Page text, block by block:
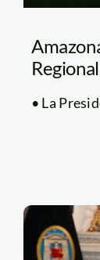
Regional
• La